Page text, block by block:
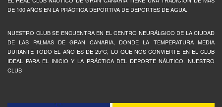
DE 100 AÑOS EN LA PRÁCTICA DEPORTIVA DE DEPORTES DE AGUA.
NUESTRO CLUB SE ENCUENTRA EN EL CENTRO NEURÁLGICO DE LA CIUDAD
DE LAS PALMAS DE GRAN CANARIA, DONDE LA TEMPERATURA MEDIA
DURANTE TODO EL AÑO ES DE 25ºC, LO QUE NOS CONVIERTE EN EL CLUB
IDEAL PARA EL INICIO Y LA PRÁCTICA DEL DEPORTE NÁUTICO. NUESTRO
CLUB